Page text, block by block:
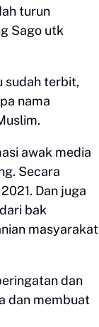
turun
Sago utk
sudah terbit,
nama
awak media
Secara
Dan juga
bak
masyarakat
dan
dan membuat